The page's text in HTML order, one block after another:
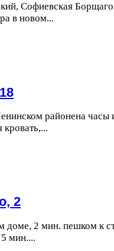
Софиевская
в новом...
районена часы
кровать,...
2
доме, 2 мин. пешком к
мин....